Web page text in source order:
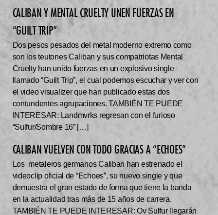
CALIBAN Y MENTAL CRUELTY UNEN FUERZAS EN
“GUILT TRIP”
Dos pesos pesados del metal moderno extremo como
son los teutones Caliban y sus compatriotas Mental
Cruelty han unido fuerzas en un explosivo single
llamado “Guilt Trip”, el cual podemos escuchar y ver con
el video visualizer que han publicado estas dos
contundentes agrupaciones. TAMBIÉN TE PUEDE
INTERESAR: Landmvrks regresan con el furioso
“Sulfur/Sombre 16” […]
CALIBAN VUELVEN CON TODO GRACIAS A “ECHOES”
Los metaleros germanos Caliban han estrenado el
videoclip oficial de “Echoes”, su nuevo single y que
demuestra el gran estado de forma que tiene la banda
en la actualidad tras más de 15 años de carrera.
TAMBIÉN TE PUEDE INTERESAR: Ov Sulfur llegarán